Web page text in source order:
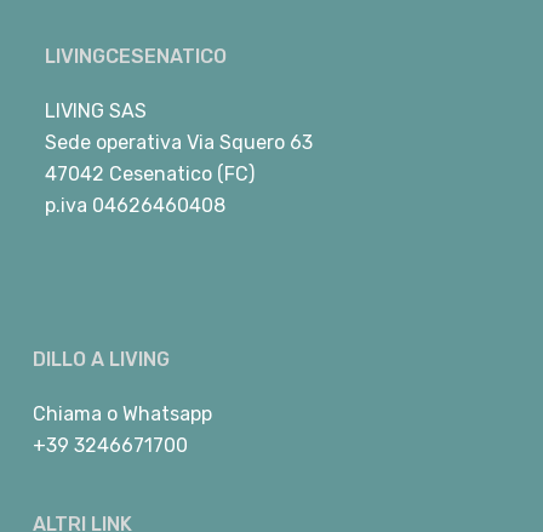
LIVINGCESENATICO
LIVING SAS
Sede operativa Via Squero 63
47042 Cesenatico (FC)
p.iva 04626460408
DILLO A LIVING
Chiama o Whatsapp
+39 3246671700
ALTRI LINK